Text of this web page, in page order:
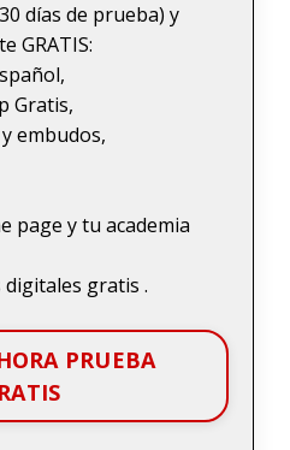
días de prueba) y
GRATIS:
Gratis,
embudos,
page y tu academia
gratis .
PRUEBA